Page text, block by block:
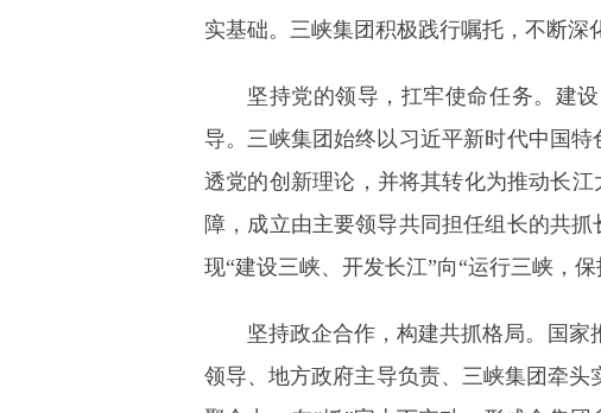
实基础。三峡集团积极践行嘱托，不断深
坚持党的领导，扛牢使命任务。建
导。三峡集团始终以习近平新时代中国
透党的创新理论，并将其转化为推动长
障，成立由主要领导共同担任组长的共
现“建设三峡、开发长江”向“运行三峡，
坚持政企合作，构建共抓格局。国
领导、地方政府主导负责、三峡集团牵头